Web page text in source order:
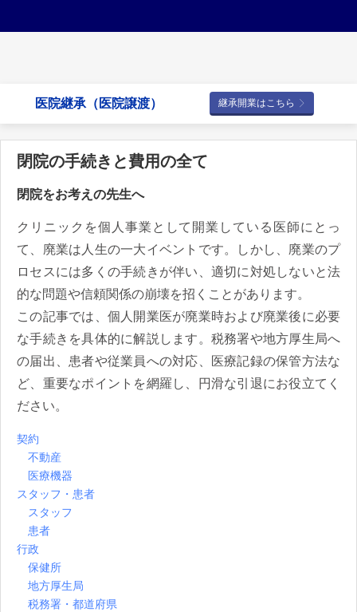
医院継承（医院譲渡） 継承開業はこちら
閉院の手続きと費用の全て
閉院をお考えの先生へ
クリニックを個人事業として開業している医師にとっ
て、廃業は人生の一大イベントです。しかし、廃業のプ
ロセスには多くの手続きが伴い、適切に対処しないと法
的な問題や信頼関係の崩壊を招くことがあります。
この記事では、個人開業医が廃業時および廃業後に必要
な手続きを具体的に解説します。税務署や地方厚生局へ
の届出、患者や従業員への対応、医療記録の保管方法な
ど、重要なポイントを網羅し、円滑な引退にお役立てく
ださい。
契約
不動産
医療機器
スタッフ・患者
スタッフ
患者
行政
保健所
地方厚生局
税務署・都道府県